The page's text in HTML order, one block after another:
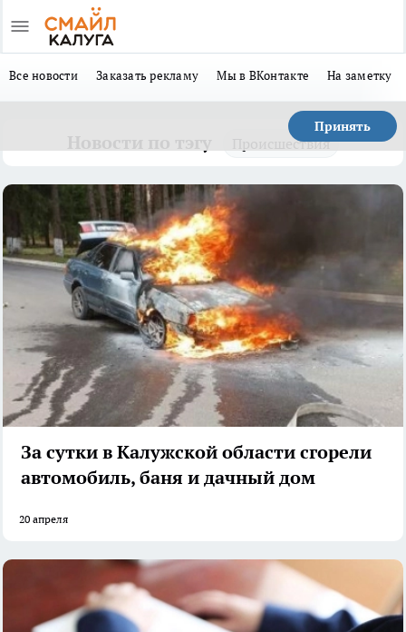
Все новости Заказать рекламу Мы в ВКонтакте На заметку
Принять
Происшествия
За сутки в Калужской области сгорели
автомобиль, баня и дачный дом
20 апреля